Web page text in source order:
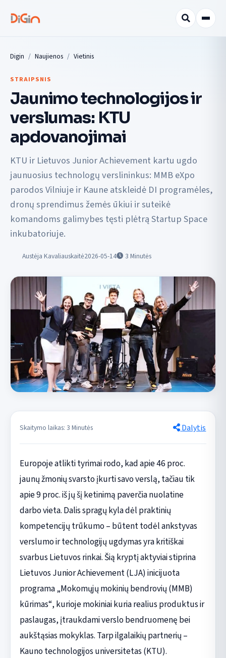
Digin Naujienos Vietinis
STRAIPSNIS
Jaunimo technologijos ir
verslumas: KTU
apdovanojimai
KTU ir Lietuvos Junior Achievement kartu ugdo
jaunuosius technologų verslininkus: MMB eXpo
parodos Vilniuje ir Kaune atskleidė DI programėles,
dronų sprendimus žemės ūkiui ir suteikė
komandoms galimybes tęsti plėtrą Startup Space
inkubatoriuje.
Austėja Kavaliauskaitė2026-05-14 3 Minutės
Skaitymo laikas: 3 Minutės Dalytis
Europoje atlikti tyrimai rodo, kad apie 46 proc.
jaunų žmonių svarsto įkurti savo verslą, tačiau tik
apie 9 proc. iš jų šį ketinimą paverčia nuolatine
darbo vieta. Dalis spragų kyla dėl praktinių
kompetencijų trūkumo – būtent todėl ankstyvas
verslumo ir technologijų ugdymas yra kritiškai
svarbus Lietuvos rinkai. Šią kryptį aktyviai stiprina
Lietuvos Junior Achievement (LJA) inicijuota
programa „Mokomųjų mokinių bendrovių (MMB)
kūrimas“, kurioje mokiniai kuria realius produktus ir
paslaugas, įtraukdami verslo bendruomenę bei
aukštąsias mokyklas. Tarp ilgalaikių partnerių –
Kauno technologijos universitetas (KTU).